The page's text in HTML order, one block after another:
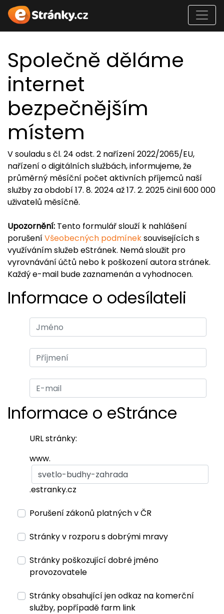
Společně děláme
internet
bezpečnějším
místem
V souladu s čl. 24 odst. 2 nařízení 2022/2065/EU,
nařízení o digitálních službách, informujeme, že
průměrný měsíční počet aktivních příjemců naší
služby za období 17. 8. 2024 až 17. 2. 2025 činil 600 000
uživatelů měsíčně.
Upozornění: Tento formulář slouží k nahlášení
porušeníVšeobecných podmíneksouvisejících s
využíváním služeb eStránek. Nemá sloužit pro
vyrovnávání účtů nebo k poškození autora stránek.
Každý e-mail bude zaznamenán a vyhodnocen.
Informace o odesílateli
Informace o eStránce
URL stránky:
www.
.estranky.cz
Porušení zákonů platných v ČR
Stránky v rozporu s dobrými mravy
Stránky poškozující dobré jméno
provozovatele
Stránky obsahující jen odkaz na komerční
služby, popřípadě farm link